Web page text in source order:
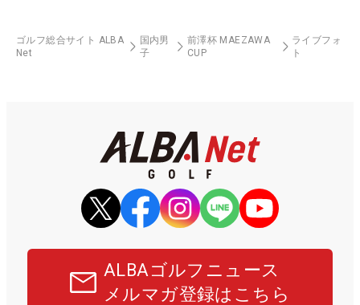
ゴルフ総合サイト ALBA
Net
国内男
子
前澤杯 MAEZAWA
CUP
ライブフォ
ト
ALBAゴルフニュース
メルマガ登録はこちら